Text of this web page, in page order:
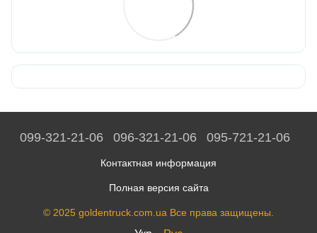
099-321-21-06 096-321-21-06 095-721-21-06
Контактная информация
Полная версия сайта
© 2025 goldentruck.com.ua Все права защищены.